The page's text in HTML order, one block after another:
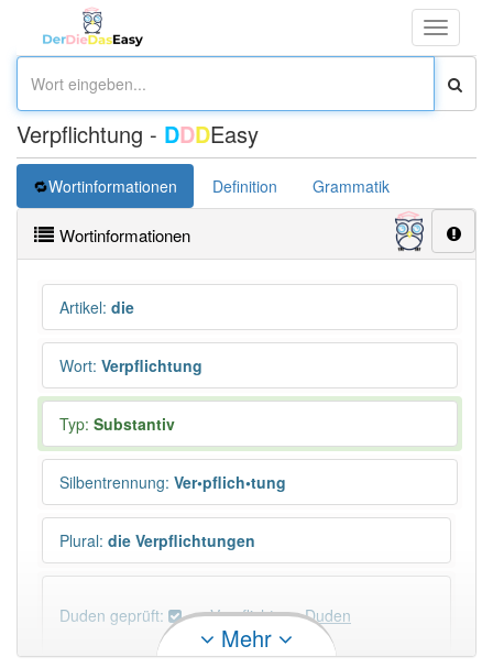
Toggle
Verpflichtung - DDDEasy
Wortinformationen Definition Grammatik
Wortinformationen
Artikel: die
Wort: Verpflichtung
Typ: Substantiv
Silbentrennung: Ver•pflich•tung
Plural: die Verpflichtungen
Duden geprüft: Verpflichtung Duden
Mehr